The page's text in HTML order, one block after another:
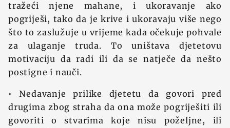
tražeći njene mahane, i ukoravanje ako
pogriješi, tako da je krive i ukoravaju više nego
što to zaslužuje u vrijeme kada očekuje pohvale
za ulaganje truda. To uništava djetetovu
motivaciju da radi ili da se natječe da nešto
postigne i nauči.
• Nedavanje prilike djetetu da govori pred
drugima zbog straha da ona može pogriješiti ili
govoriti o stvarima koje nisu poželjne, ili